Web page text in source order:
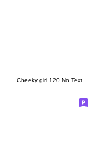
Cheeky girl 120 No Text